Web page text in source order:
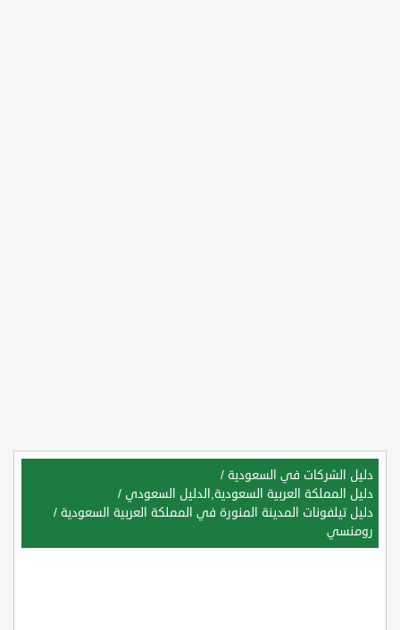
دليل الشركات في السعودية /
دليل المملكة العربية السعودية,الدليل السعودي /
دليل تيلفونات المدينة المنورة في المملكة العربية السعودية /
رومنسي